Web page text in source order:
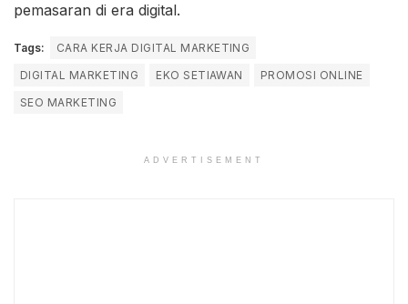
pemasaran di era digital.
Tags:
CARA KERJA DIGITAL MARKETING
DIGITAL MARKETING
EKO SETIAWAN
PROMOSI ONLINE
SEO MARKETING
ADVERTISEMENT